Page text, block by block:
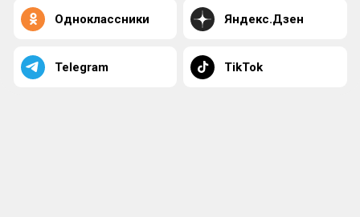
Одноклассники Яндекс.Дзен
Telegram TikTok